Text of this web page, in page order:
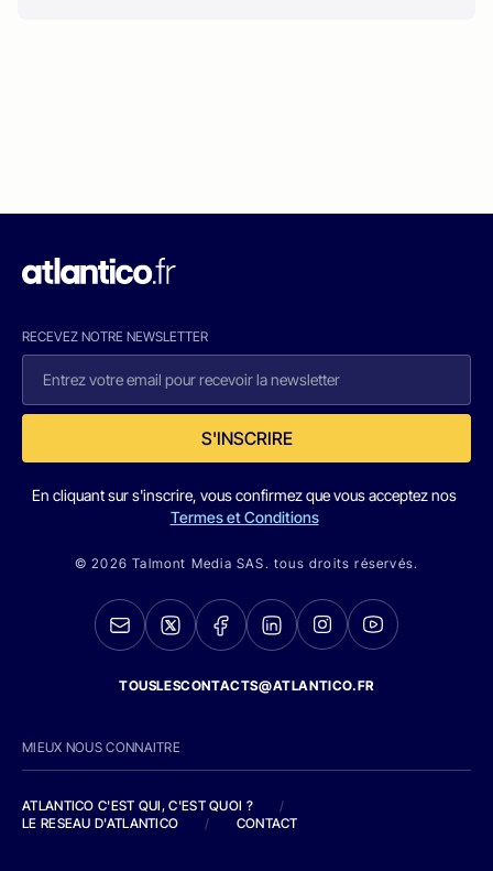
RECEVEZ NOTRE NEWSLETTER
S'INSCRIRE
En cliquant sur s'inscrire, vous confirmez que vous acceptez nos
Termes et Conditions
© 2026 Talmont Media SAS. tous droits réservés.
TOUSLESCONTACTS@ATLANTICO.FR
MIEUX NOUS CONNAITRE
ATLANTICO C'EST QUI, C'EST QUOI ?
/
LE RESEAU D'ATLANTICO
/ CONTACT